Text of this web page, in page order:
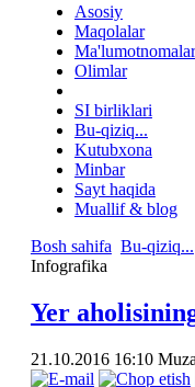
Asosiy
Maqolalar
Ma'lumotnomalar
Olimlar
SI birliklari
Bu-qiziq...
Kutubxona
Minbar
Sayt haqida
Muallif & blog
Bosh sahifa Bu-qiziq...
Infografika
Yer
21.10.2016 16:10